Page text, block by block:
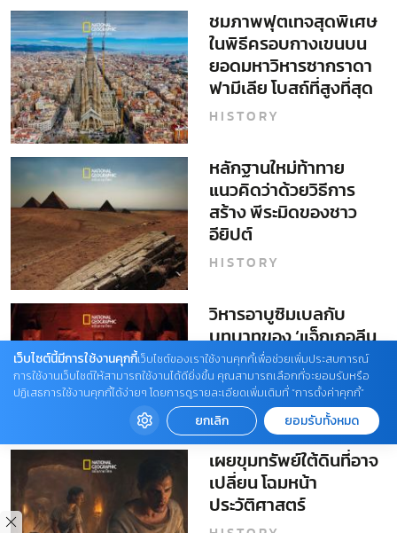
ชมภาพฟุตเทจสุดพิเศษ
ในพิธีครอบกางเขนบน
ยอดมหาวิหารซากราดา
ฟามีเลีย โบสถ์ที่สูงที่สุด
ในโลก
HISTORY
หลักฐานใหม่ท้าทาย
แนวคิดว่าด้วยวิธีการ
สร้าง พีระมิดของชาว
อียิปต์
HISTORY
วิหารอาบูซิมเบลกับ
บทบาทของ ‘แจ็กเกอลีน
เคนเนดี’ ที่ไม่ค่อยมีใครรู้
HISTORY
เผยขุมทรัพย์ใต้ดินที่อาจ
เปลี่ยน โฉมหน้า
ประวัติศาสตร์
เว็บไซต์นี้มีการใช้งานคุกกี้เว็บไซต์ของเราใช้งานคุกกี้เพื่อช่วยเพิ่มประสบการณ์
การใช้งานเว็บไซต์ให้สามารถใช้งานได้ดียิ่งขึ้น คุณสามารถเลือกที่จะยอมรับหรือ
ปฏิเสธการใช้งานคุกกี้ได้ง่ายๆ โดยการดูรายละเอียดเพิ่มเติมที่ “การตั้งค่าคุกกี้”
ยกเลิก ยอมรับทั้งหมด